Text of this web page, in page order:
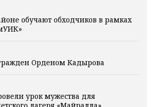
обучают обходчиков в рамках
Орденом Кадырова
урок мужества для